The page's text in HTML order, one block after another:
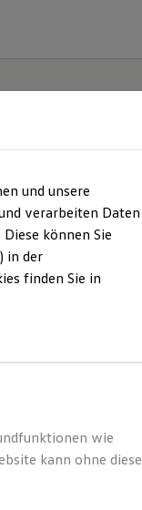
und unsere
verarbeiten Daten
können Sie
in der
finden Sie in
wie
kann ohne diese